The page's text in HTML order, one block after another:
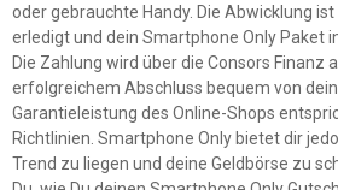
oder gebrauchte Handy. Die Abwicklung ist
erledigt und dein Smartphone Only Paket
Die Zahlung wird über die Consors Finanz
erfolgreichem Abschluss bequem von
Garantieleistung des Online-Shops
Richtlinien. Smartphone Only bietet dir
Trend zu liegen und deine Geldbörse zu